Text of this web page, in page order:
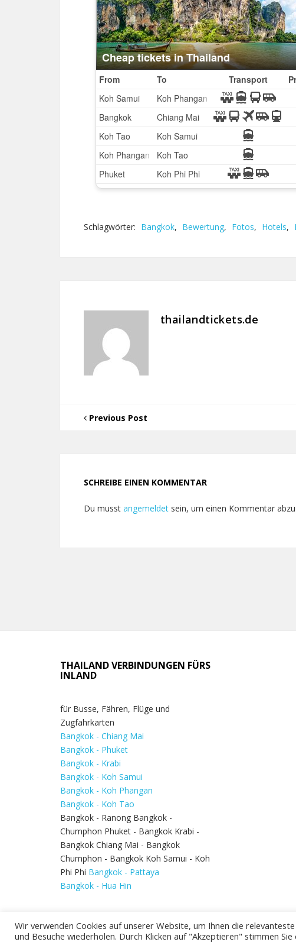
Schlagwörter: Bangkok, Bewertung, Fotos, Hotels,
thailandtickets.de
Previous Post
SCHREIBE EINEN KOMMENTAR
Du musst angemeldet sein, um einen Kommentar
THAILAND VERBINDUNGEN FÜRS
INLAND
für Busse, Fähren, Flüge und
Zugfahrkarten
Bangkok - Chiang Mai
Bangkok - Phuket
Bangkok - Krabi
Bangkok - Koh Samui
Bangkok - Koh Phangan
Bangkok - Koh Tao
Bangkok - Ranong Bangkok -
Chumphon Phuket - Bangkok Krabi -
Bangkok Chiang Mai - Bangkok
Chumphon - Bangkok Koh Samui - Koh
Phi Phi Bangkok - Pattaya
Bangkok - Hua Hin
Wir verwenden Cookies auf unserer Website, um Ihnen die
und Besuche wiederholen. Durch Klicken auf "Akzeptieren" stimmen